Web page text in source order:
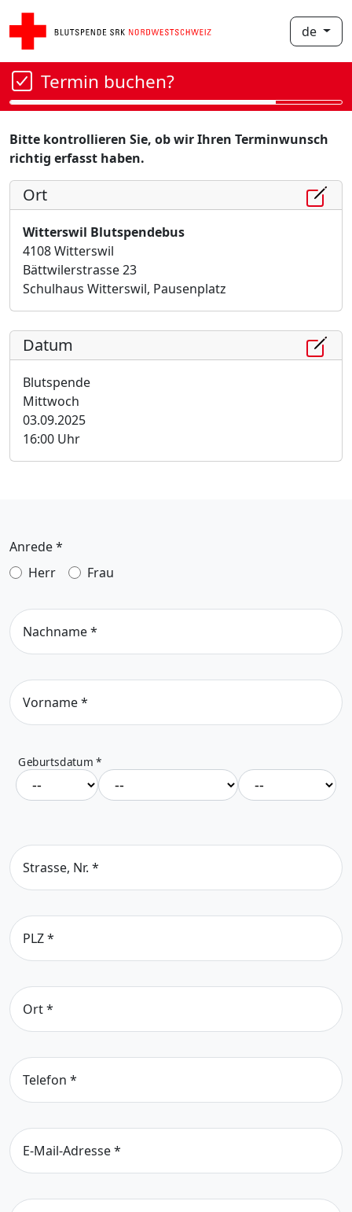
de
Termin buchen?
Bitte kontrollieren Sie, ob wir Ihren Terminwunsch
richtig erfasst haben.
Ort
Witterswil Blutspendebus
4108 Witterswil
Bättwilerstrasse 23
Schulhaus Witterswil, Pausenplatz
Datum
Blutspende
Mittwoch
03.09.2025
16:00 Uhr
Anrede*
Herr
Frau
Nachname*
Vorname*
Geburtsdatum*
Strasse, Nr. *
PLZ*
Ort*
Telefon *
E-Mail-Adresse*